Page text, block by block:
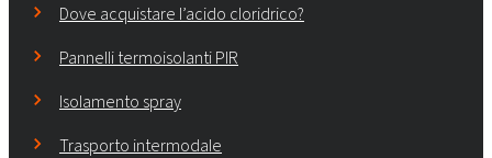
Dove acquistare l’acido cloridrico?
Pannelli termoisolanti PIR
Isolamento spray
Trasporto intermodale